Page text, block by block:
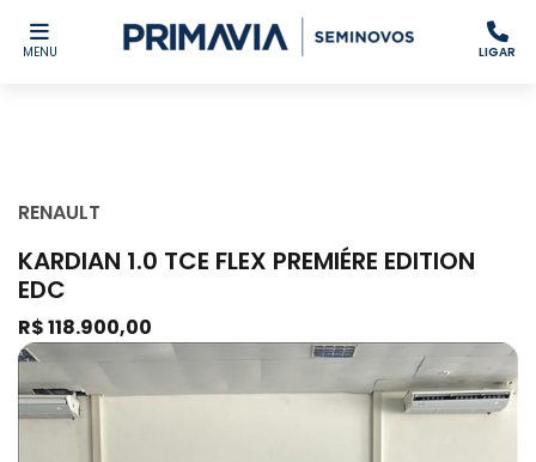
MENU LIGAR
RENAULT
KARDIAN 1.0 TCE FLEX PREMIÉRE EDITION
EDC
R$ 118.900,00